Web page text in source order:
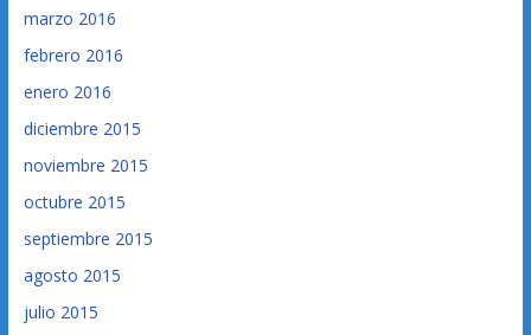
marzo 2016
febrero 2016
enero 2016
diciembre 2015
noviembre 2015
octubre 2015
septiembre 2015
agosto 2015
julio 2015